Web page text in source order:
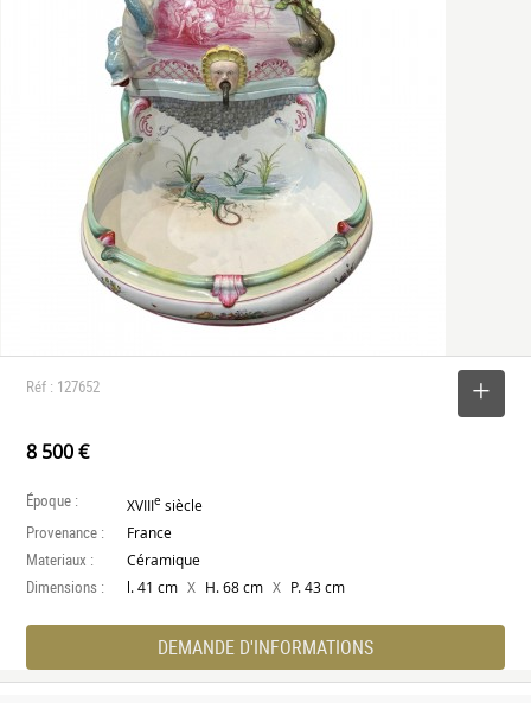
Réf : 127652
8 500 €
Époque : XVIIIe siècle
Provenance : France
Materiaux : Céramique
Dimensions : l. 41 cm X H. 68 cm X P. 43 cm
DEMANDE D'INFORMATIONS